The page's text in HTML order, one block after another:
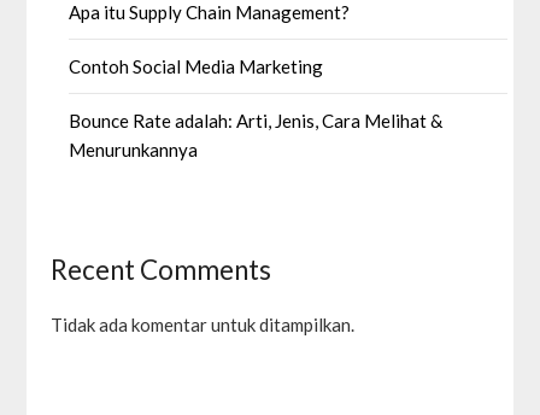
Apa itu Supply Chain Management?
Contoh Social Media Marketing
Bounce Rate adalah: Arti, Jenis, Cara Melihat &
Menurunkannya
Recent Comments
Tidak ada komentar untuk ditampilkan.